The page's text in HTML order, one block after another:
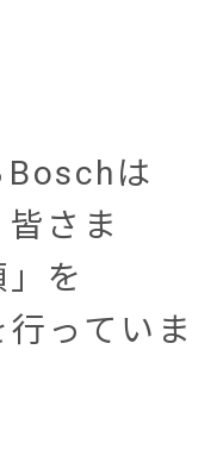
は
皆さま
を
っていま